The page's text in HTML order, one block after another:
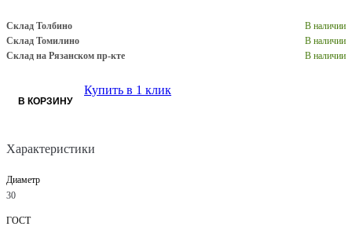
Склад Толбино
В наличии
Склад Томилино
В наличии
Склад на Рязанском пр-кте
В наличии
В КОРЗИНУ
Купить в 1 клик
Характеристики
Диаметр
30
ГОСТ